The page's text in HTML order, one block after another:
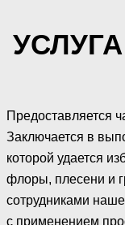
Предоставляется
Заключается в
которой удается
флоры, плесени и
сотрудниками
с применением